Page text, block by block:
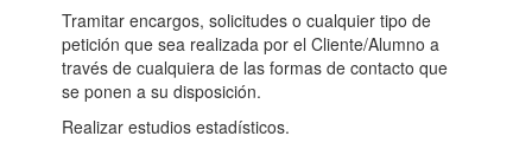
Tramitar encargos, solicitudes o cualquier tipo de
petición que sea realizada por el Cliente/Alumno a
través de cualquiera de las formas de contacto que
se ponen a su disposición.
Realizar estudios estadísticos.